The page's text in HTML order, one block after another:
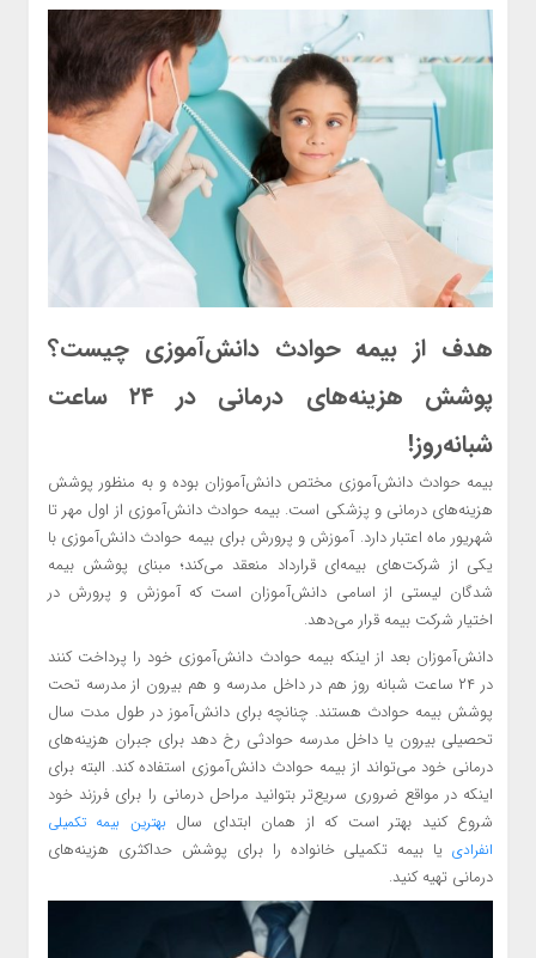
هدف از بیمه حوادث دانش‌آموزی چیست؟
پوشش هزینه‌های درمانی در ۲۴ ساعت
شبانه‌روز!
بیمه حوادث دانش‌آموزی مختص دانش‌آموزان بوده و به منظور پوشش
هزینه‌های درمانی و پزشکی است. بیمه حوادث دانش‌آموزی از اول مهر تا
شهریور ماه اعتبار دارد. آموزش و پرورش برای بیمه حوادث دانش‌آموزی با
یکی از شرکت‌های بیمه‌ای قرارداد منعقد می‌کند؛ مبنای پوشش بیمه
شدگان لیستی از اسامی دانش‌آموزان است که آموزش و پرورش در
اختیار شرکت بیمه قرار می‌دهد.
دانش‌آموزان بعد از اینکه بیمه حوادث دانش‌آموزی خود را پرداخت کنند
در ۲۴ ساعت شبانه روز هم در داخل مدرسه و هم بیرون از مدرسه تحت
پوشش بیمه حوادث هستند. چنانچه برای دانش‌آموز در طول مدت سال
تحصیلی بیرون یا داخل مدرسه حوادثی رخ دهد برای جبران هزینه‌های
درمانی خود می‌تواند از بیمه حوادث دانش‌آموزی استفاده کند. البته برای
اینکه در مواقع ضروری سریع‌تر بتوانید مراحل درمانی را برای فرزند خود
شروع کنید بهتر است که از همان ابتدای سال بهترین بیمه تکمیلی
انفرادییا بیمه تکمیلی خانواده را برای پوشش حداکثری هزینه‌های
درمانی تهیه کنید.